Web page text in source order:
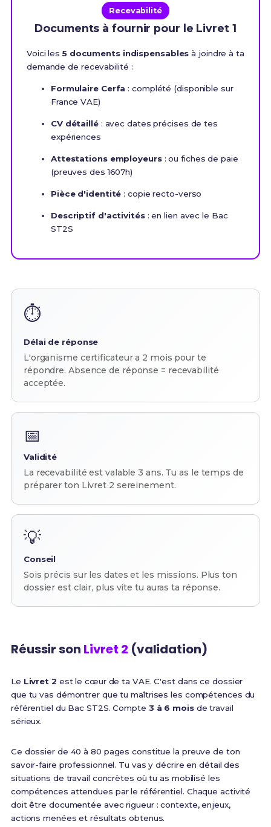
Recevabilité
Documents à fournir pour le Livret 1
Voici les 5 documents indispensables à joindre à ta
demande de recevabilité :
Formulaire Cerfa : complété (disponible sur
France VAE)
CV détaillé: avec dates précises de tes
expériences
Attestations employeurs: ou fiches de paie
(preuves des 1607h)
Pièce d'identité : copie recto-verso
Descriptif d'activités: en lien avec le Bac
ST2S
⏱️
Délai de réponse
L'organisme certificateur a 2 mois pour te
répondre. Absence de réponse = recevabilité
acceptée.
📅
Validité
La recevabilité est valable 3 ans. Tu as le temps de
préparer ton Livret 2 sereinement.
💡
Conseil
Sois précis sur les dates et les missions. Plus ton
dossier est clair, plus vite tu auras ta réponse.
Réussir son Livret 2 (validation)
Le Livret 2 est le cœur de ta VAE. C'est dans ce dossier
que tu vas démontrer que tu maîtrises les compétences du
référentiel du Bac ST2S. Compte 3 à 6 moisde travail
sérieux.
Ce dossier de 40 à 80 pages constitue la preuve de ton
savoir-faire professionnel. Tu vas y décrire en détail des
situations de travail concrètes où tu as mobilisé les
compétences attendues par le référentiel. Chaque activité
doit être documentée avec rigueur : contexte, enjeux,
actions menées et résultats obtenus.